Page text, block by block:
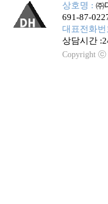
상호명 : ㈜
691-87-
대표전화번
상담시간
Copyright ⓒ